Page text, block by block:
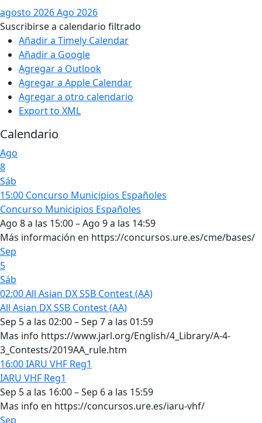
agosto 2026Ago 2026
Suscribirse a calendario filtrado
Añadir a Timely Calendar
Añadir a Google
Agregar a Outlook
Agregar a Apple Calendar
Agregar a otro calendario
Export to XML
Calendario
Ago
8
Sáb
15:00 Concurso Municipios Españoles
Concurso Municipios Españoles
Ago 8 a las 15:00 – Ago 9 a las 14:59
Más información en https://concursos.ure.es/cme/bases/
Sep
5
Sáb
02:00All Asian DX SSB Contest (AA)
All Asian DX SSB Contest (AA)
Sep 5 a las 02:00 – Sep 7 a las 01:59
Mas info https://www.jarl.org/English/4_Library/A-4-
3_Contests/2019AA_rule.htm
16:00IARU VHF Reg1
IARU VHF Reg1
Sep 5 a las 16:00 – Sep 6 a las 15:59
Mas info en https://concursos.ure.es/iaru-vhf/
Sep